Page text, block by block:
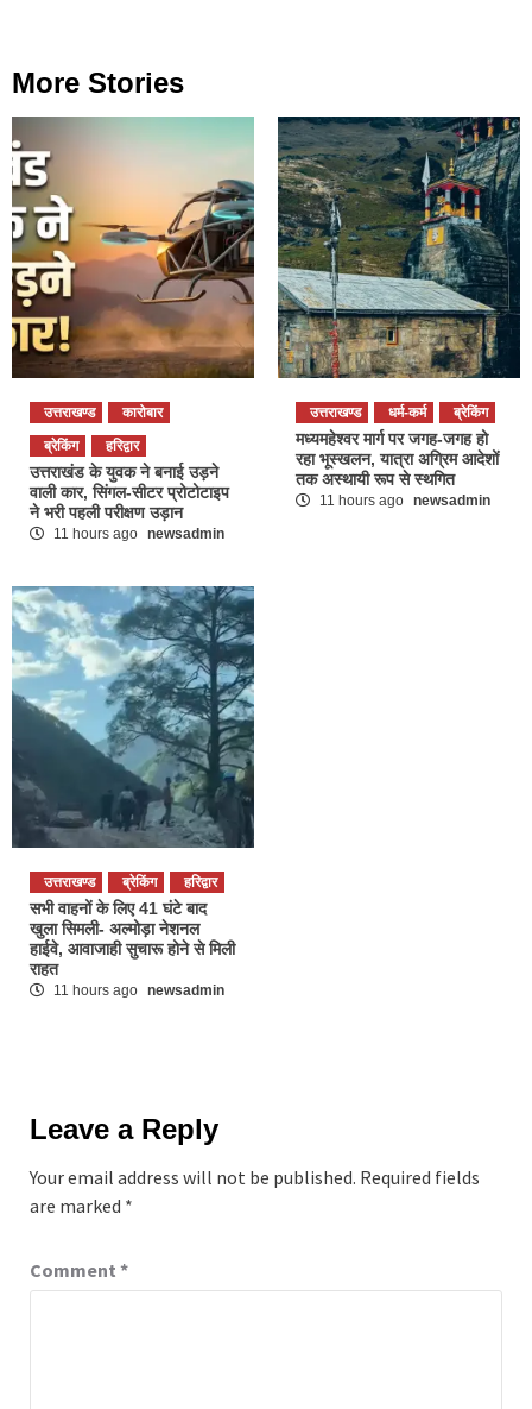
More Stories
उत्तराखण्ड
कारोबार
ब्रेकिंग
हरिद्वार
उत्तराखंड के युवक ने बनाई उड़ने
वाली कार, सिंगल-सीटर प्रोटोटाइप
ने भरी पहली परीक्षण उड़ान
11 hours ago newsadmin
उत्तराखण्ड धर्म-कर्म ब्रेकिंग
मध्यमहेश्वर मार्ग पर जगह-जगह हो
रहा भूस्खलन, यात्रा अग्रिम आदेशों
तक अस्थायी रूप से स्थगित
11 hours ago newsadmin
उत्तराखण्ड ब्रेकिंग हरिद्वार
सभी वाहनों के लिए 41 घंटे बाद
खुला सिमली- अल्मोड़ा नेशनल
हाईवे, आवाजाही सुचारू होने से मिली
राहत
11 hours ago newsadmin
Leave a Reply
Your email address will not be published. Required fields
are marked *
Comment *